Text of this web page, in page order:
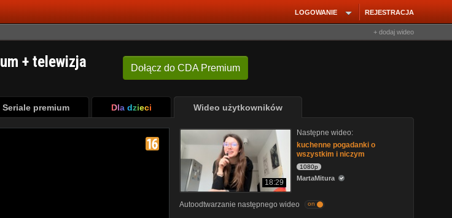
REJESTRACJA
LOGOWANIE
+ dodaj wideo
Dołącz do CDA Premium
+ telewizja
Seriale premium Dla dzieci Wideo użytkowników
18:29
Następne wideo:
kuchenne pogadanki o
wszystkim i niczym
1080p
MartaMitura
Autoodtwarzanie następnego wideo on